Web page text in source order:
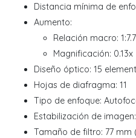
Distancia mínima de
Aumento:
Relación macro: 1:7.7
Magnificación: 0.13x
Diseño óptico: 15
Hojas de diafragma: 11
Tipo de enfoque:
Estabilización de
Tamaño de filtro: 77 mm